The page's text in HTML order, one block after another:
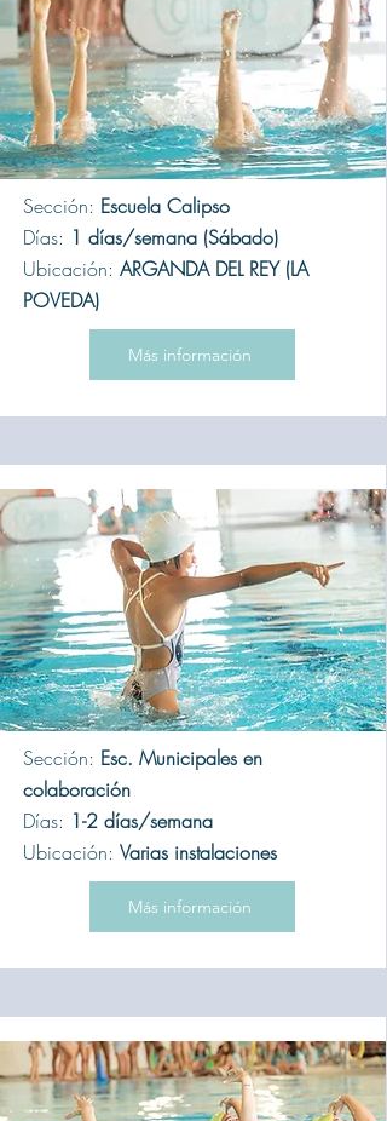
Sección: Escuela Calipso
Días: 1 días/semana (Sábado)
Ubicación: ARGANDA DEL REY (LA
POVEDA)
Más información
Sección: Esc. Municipales en
colaboración
Días: 1-2 días/semana
Ubicación: Varias instalaciones
Más información